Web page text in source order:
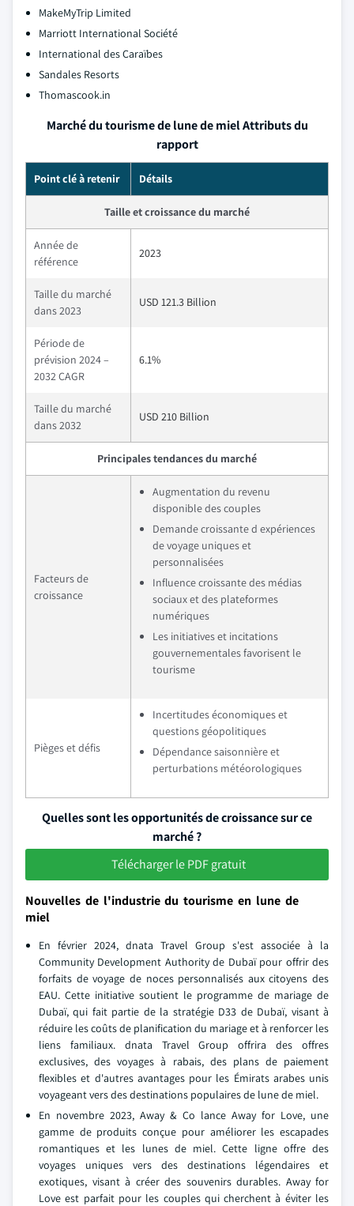
MakeMyTrip Limited
Marriott International Société
International des Caraïbes
Sandales Resorts
Thomascook.in
Marché du tourisme de lune de miel Attributs du
rapport
Point clé à retenir Détails
Taille et croissance du marché
Année de
référence
2023
Taille du marché
dans 2023
USD 121.3 Billion
Période de
prévision 2024 –
2032 CAGR
6.1%
Taille du marché
dans 2032
USD 210 Billion
Principales tendances du marché
Facteurs de
croissance
Augmentation du revenu
disponible des couples
Demande croissante d expériences
de voyage uniques et
personnalisées
Influence croissante des médias
sociaux et des plateformes
numériques
Les initiatives et incitations
gouvernementales favorisent le
tourisme
Pièges et défis
Incertitudes économiques et
questions géopolitiques
Dépendance saisonnière et
perturbations météorologiques
Quelles sont les opportunités de croissance sur ce
marché ?
Télécharger le PDF gratuit
Nouvelles de l'industrie du tourisme en lune de
miel
En février 2024, dnata Travel Group s'est associée à la
Community Development Authority de Dubaï pour offrir des
forfaits de voyage de noces personnalisés aux citoyens des
EAU. Cette initiative soutient le programme de mariage de
Dubaï, qui fait partie de la stratégie D33 de Dubaï, visant à
réduire les coûts de planification du mariage et à renforcer les
liens familiaux. dnata Travel Group offrira des offres
exclusives, des voyages à rabais, des plans de paiement
flexibles et d'autres avantages pour les Émirats arabes unis
voyageant vers des destinations populaires de lune de miel.
En novembre 2023, Away & Co lance Away for Love, une
gamme de produits conçue pour améliorer les escapades
romantiques et les lunes de miel. Cette ligne offre des
voyages uniques vers des destinations légendaires et
exotiques, visant à créer des souvenirs durables. Away for
Love est parfait pour les couples qui cherchent à éviter les